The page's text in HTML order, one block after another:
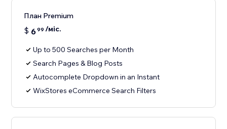
План Premium
$ 699 /міс.
Up to 500 Searches per Month
Search Pages & Blog Posts
Autocomplete Dropdown in an Instant
WixStores eCommerce Search Filters